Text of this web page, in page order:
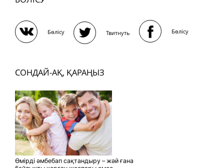
Бөлісу Твитнуть Бөлісу
СОНДАЙ-АҚ, ҚАРАҢЫЗ
Өмірді әмбебап сақтандыру – жәй ғана